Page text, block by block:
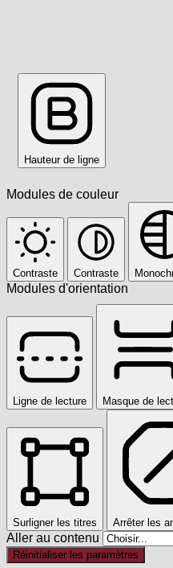
Hauteur de ligne
Modules de couleur
Contraste Contraste
Modules d'orientation
Ligne de lecture Masque de
Surligner les titres Arrêter les
Aller au contenu
Réinitialiser les paramètres